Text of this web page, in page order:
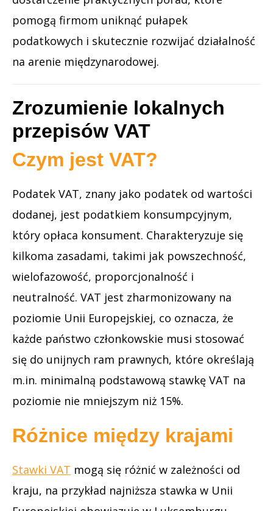
pomogą firmom uniknąć pułapek
podatkowych i skutecznie rozwijać działalność
na arenie międzynarodowej.
Zrozumienie lokalnych
przepisów VAT
Czym jest VAT?
Podatek VAT, znany jako podatek od wartości
dodanej, jest podatkiem konsumpcyjnym,
który opłaca konsument. Charakteryzuje się
kilkoma zasadami, takimi jak powszechność,
wielofazowość, proporcjonalność i
neutralność. VAT jest zharmonizowany na
poziomie Unii Europejskiej, co oznacza, że
każde państwo członkowskie musi stosować
się do unijnych ram prawnych, które określają
m.in. minimalną podstawową stawkę VAT na
poziomie nie mniejszym niż 15%.
Różnice między krajami
Stawki VAT mogą się różnić w zależności od
kraju, na przykład najniższa stawka w Unii